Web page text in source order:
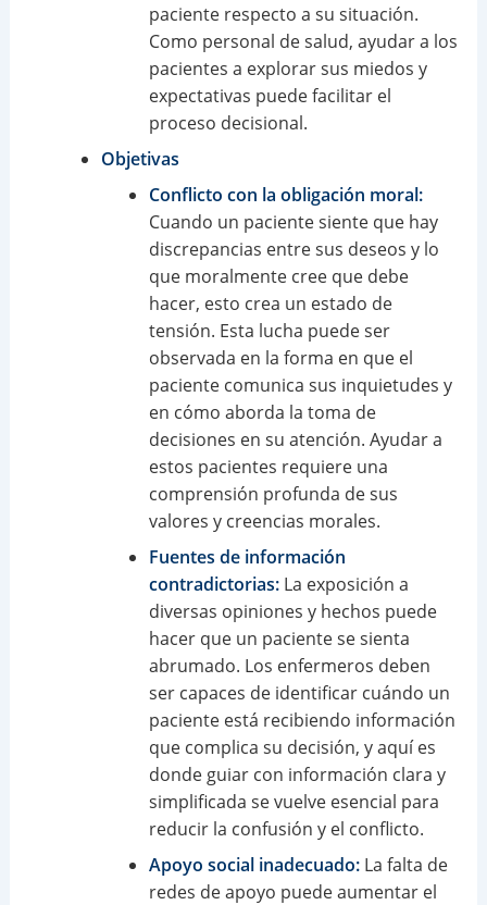
paciente respecto a su situación.
Como personal de salud, ayudar a los
pacientes a explorar sus miedos y
expectativas puede facilitar el
proceso decisional.
Objetivas
Conflicto con la obligación moral:
Cuando un paciente siente que hay
discrepancias entre sus deseos y lo
que moralmente cree que debe
hacer, esto crea un estado de
tensión. Esta lucha puede ser
observada en la forma en que el
paciente comunica sus inquietudes y
en cómo aborda la toma de
decisiones en su atención. Ayudar a
estos pacientes requiere una
comprensión profunda de sus
valores y creencias morales.
Fuentes de información
contradictorias:La exposición a
diversas opiniones y hechos puede
hacer que un paciente se sienta
abrumado. Los enfermeros deben
ser capaces de identificar cuándo un
paciente está recibiendo información
que complica su decisión, y aquí es
donde guiar con información clara y
simplificada se vuelve esencial para
reducir la confusión y el conflicto.
Apoyo social inadecuado:La falta de
redes de apoyo puede aumentar el